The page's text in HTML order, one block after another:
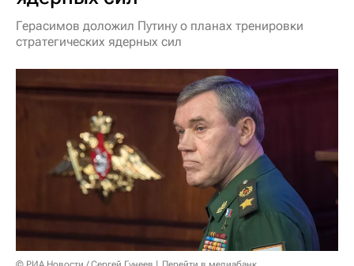
Герасимов доложил Путину о планах тренировки
стратегических ядерных сил